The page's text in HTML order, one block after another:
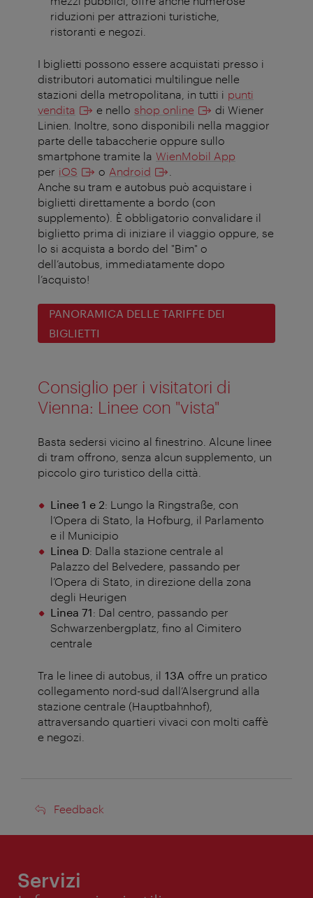
riduzioni per attrazioni turistiche,
ristoranti e negozi.
I biglietti possono essere acquistati presso i
distributori automatici multilingue nelle
stazioni della metropolitana, in tutti i punti
vendita
e nello shop online
di Wiener
Linien. Inoltre, sono disponibili nella maggior
parte delle tabaccherie oppure sullo
smartphone tramite la WienMobil App
per iOS o Android
Anche su tram e autobus può acquistare i
biglietti direttamente a bordo (con
supplemento). È obbligatorio convalidare il
biglietto prima di iniziare il viaggio oppure, se
lo si acquista a bordo del "Bim" o
dell’autobus, immediatamente dopo
l’acquisto!
PANORAMICA DELLE TARIFFE DEI
BIGLIETTI
Consiglio per i visitatori di
Vienna: Linee con "vista"
Basta sedersi vicino al finestrino. Alcune linee
di tram offrono, senza alcun supplemento, un
piccolo giro turistico della città.
Linee 1 e 2: Lungo la Ringstraße, con
l’Opera di Stato, la Hofburg, il Parlamento
e il Municipio
Linea D: Dalla stazione centrale al
Palazzo del Belvedere, passando per
l’Opera di Stato, in direzione della zona
degli Heurigen
Linea 71: Dal centro, passando per
Schwarzenbergplatz, fino al Cimitero
centrale
Tra le linee di autobus, il 13A offre un pratico
collegamento nord-sud dall’Alsergrund alla
stazione centrale (Hauptbahnhof),
attraversando quartieri vivaci con molti caffè
e negozi.
Feedback
Feedback
Servizi